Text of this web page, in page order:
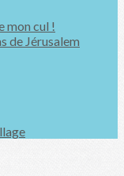
mon cul !
de Jérusalem